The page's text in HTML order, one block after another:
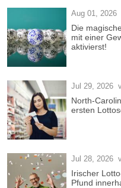
Aug 01, 2026
Die
mit einer
aktivierst!
Jul 29, 2026
North-
ersten
Jul 28, 2026
Irischer
Pfund